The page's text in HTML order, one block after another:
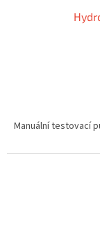
Manuální testovací